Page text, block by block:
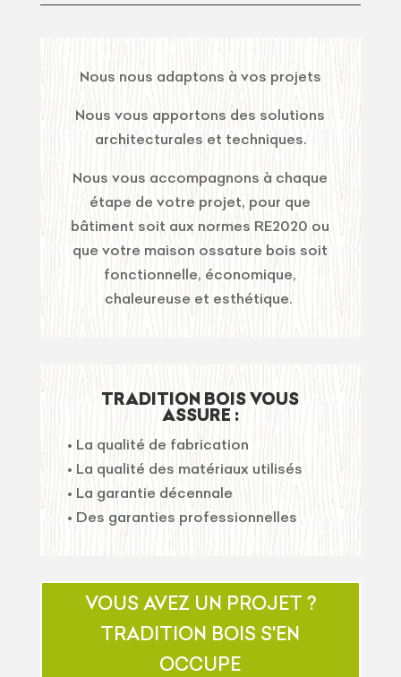
Nous nous adaptons à vos projets
Nous vous apportons des solutions
architecturales et techniques.
Nous vous accompagnons à chaque
étape de votre projet, pour que
bâtiment soit aux normes RE2020 ou
que votre maison ossature bois soit
fonctionnelle, économique,
chaleureuse et esthétique.
TRADITION BOIS VOUS
ASSURE :
• La qualité de fabrication
• La qualité des matériaux utilisés
• La garantie décennale
• Des garanties professionnelles
VOUS AVEZ UN PROJET ?
TRADITION BOIS S'EN
OCCUPE